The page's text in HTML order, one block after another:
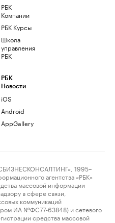
РБК
Компании
РБК Курсы
Школа
управления
РБК
РБК
Новости
iOS
Android
AppGallery
1995–
агентства «РБК»
массовой информации
в сфере связи,
коммуникаций
ИА №ФС77-63848) и сетевого
средства массовой